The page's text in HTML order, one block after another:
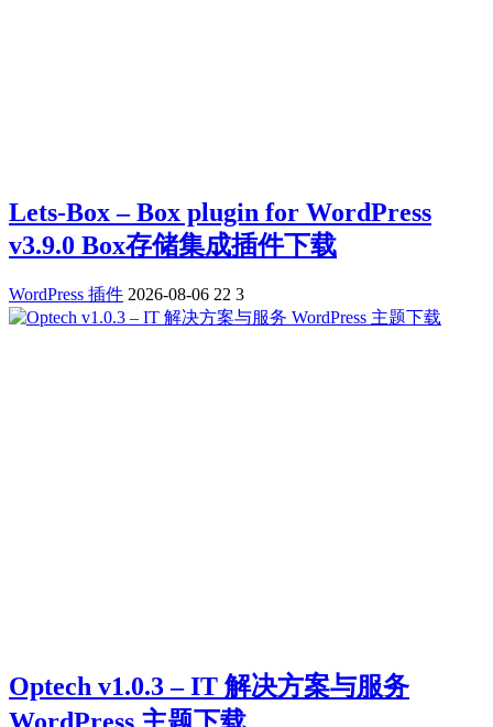
Lets-Box – Box plugin for WordPress
v3.9.0 Box存储集成插件下载
WordPress 插件 2026-08-06 22 3
Optech v1.0.3 – IT 解决方案与服务